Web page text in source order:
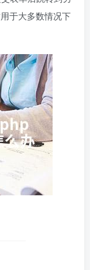
于大多数情况下